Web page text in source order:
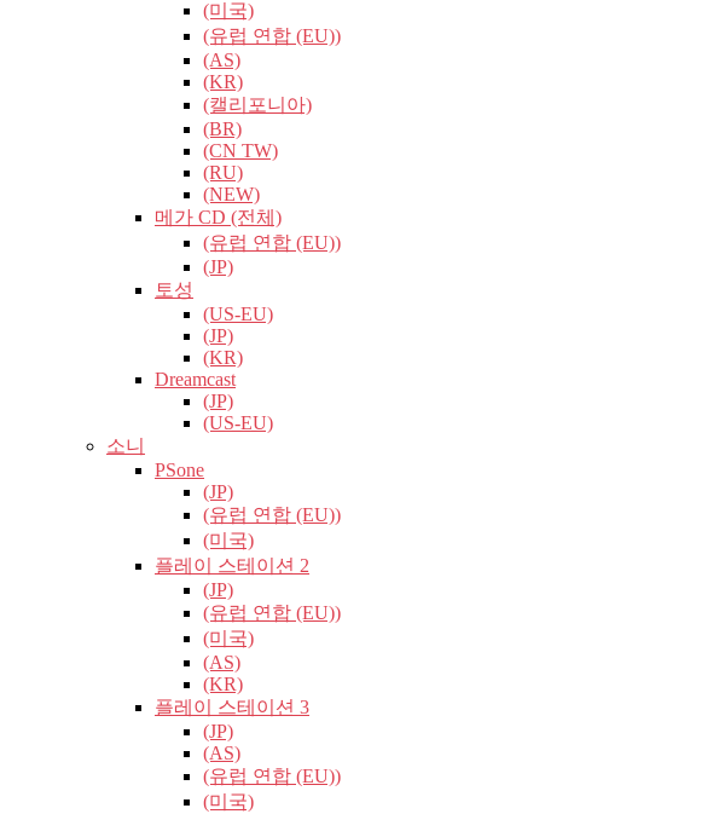
(미국)
(유럽​​ 연합 (EU))
(AS)
(KR)
(캘리포니아)
(BR)
(CN TW)
(RU)
(NEW)
메가 CD (전체)
(유럽​​ 연합 (EU))
(JP)
토성
(US-EU)
(JP)
(KR)
Dreamcast
(JP)
(US-EU)
소니
PSone
(JP)
(유럽​​ 연합 (EU))
(미국)
플레이 스테이션 2
(JP)
(유럽​​ 연합 (EU))
(미국)
(AS)
(KR)
플레이 스테이션 3
(JP)
(AS)
(유럽​​ 연합 (EU))
(미국)